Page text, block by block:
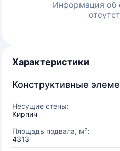
Информация об
Характеристики
Конструктивные
Несущие стены:
Кирпич
Площадь подвала, м²:
4313